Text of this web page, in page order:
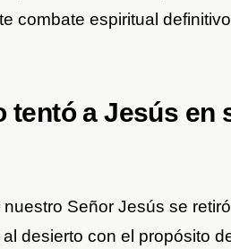
combate espiritual
tentó a Jesús en
Señor Jesús se
desierto con el propósito